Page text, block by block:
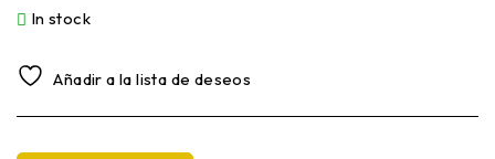
In stock
Añadir a la lista de deseos